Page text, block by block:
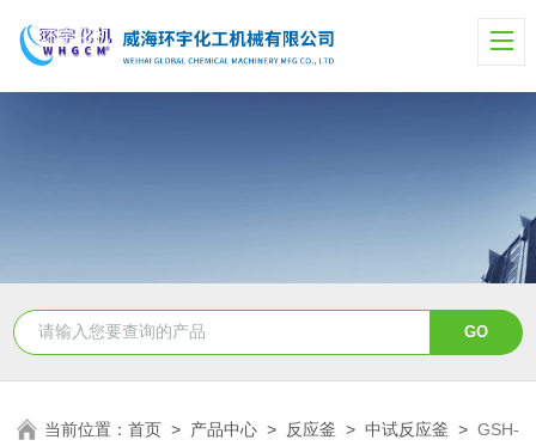
当前位置：首页 > 产品中心 > 反应釜 >中试反应釜 >GSH-